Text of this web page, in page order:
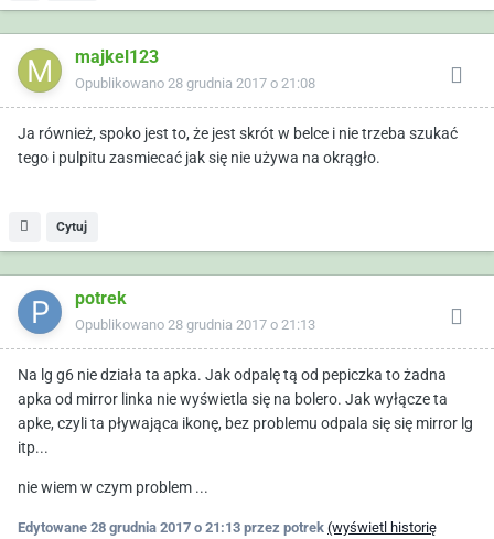
majkel123
Opublikowano 28 grudnia 2017 o 21:08
Ja również, spoko jest to, że jest skrót w belce i nie trzeba szukać
tego i pulpitu zasmiecać jak się nie używa na okrągło.
Cytuj
potrek
Opublikowano 28 grudnia 2017 o 21:13
Na lg g6 nie działa ta apka. Jak odpalę tą od pepiczka to żadna
apka od mirror linka nie wyświetla się na bolero. Jak wyłącze ta
apke, czyli ta pływająca ikonę, bez problemu odpala się się mirror lg
itp...
nie wiem w czym problem ...
Edytowane 28 grudnia 2017 o 21:13 przez potrek (wyświetl historię